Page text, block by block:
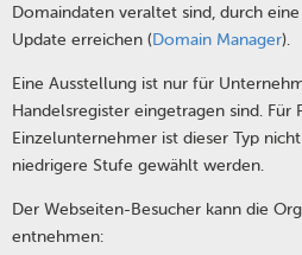
Domaindaten veraltet sind, durch
Update erreichen (Domain Manager).
Eine Ausstellung ist nur für
Handelsregister eingetragen sind. Für
Einzelunternehmer ist dieser Typ
niedrigere Stufe gewählt werden.
Der Webseiten-Besucher kann die
entnehmen: